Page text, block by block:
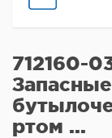
712160-
ртом ...